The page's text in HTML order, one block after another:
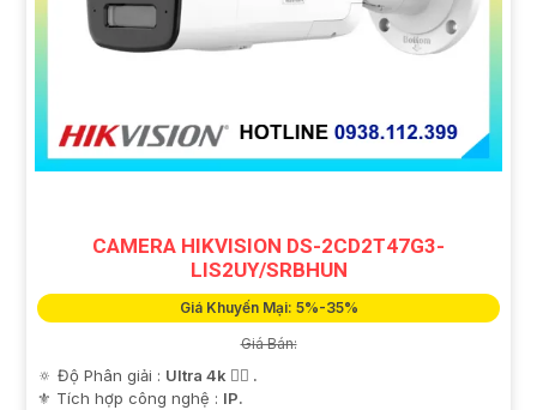
CAMERA HIKVISION DS-2CD2T47G3-
LIS2UY/SRBHUN
Giá Khuyến Mại: 5%-35%
Giá Bán:
🔅 Độ Phân giải : Ultra 4k 👍🏾 .
⚜️ Tích hợp công nghệ : IP.